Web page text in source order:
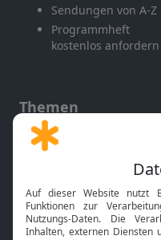
Sendungen von A-Z
Programmheft
kostenlos anfordern
Themen
Gott und Bibel erklärt
Neuigkeiten